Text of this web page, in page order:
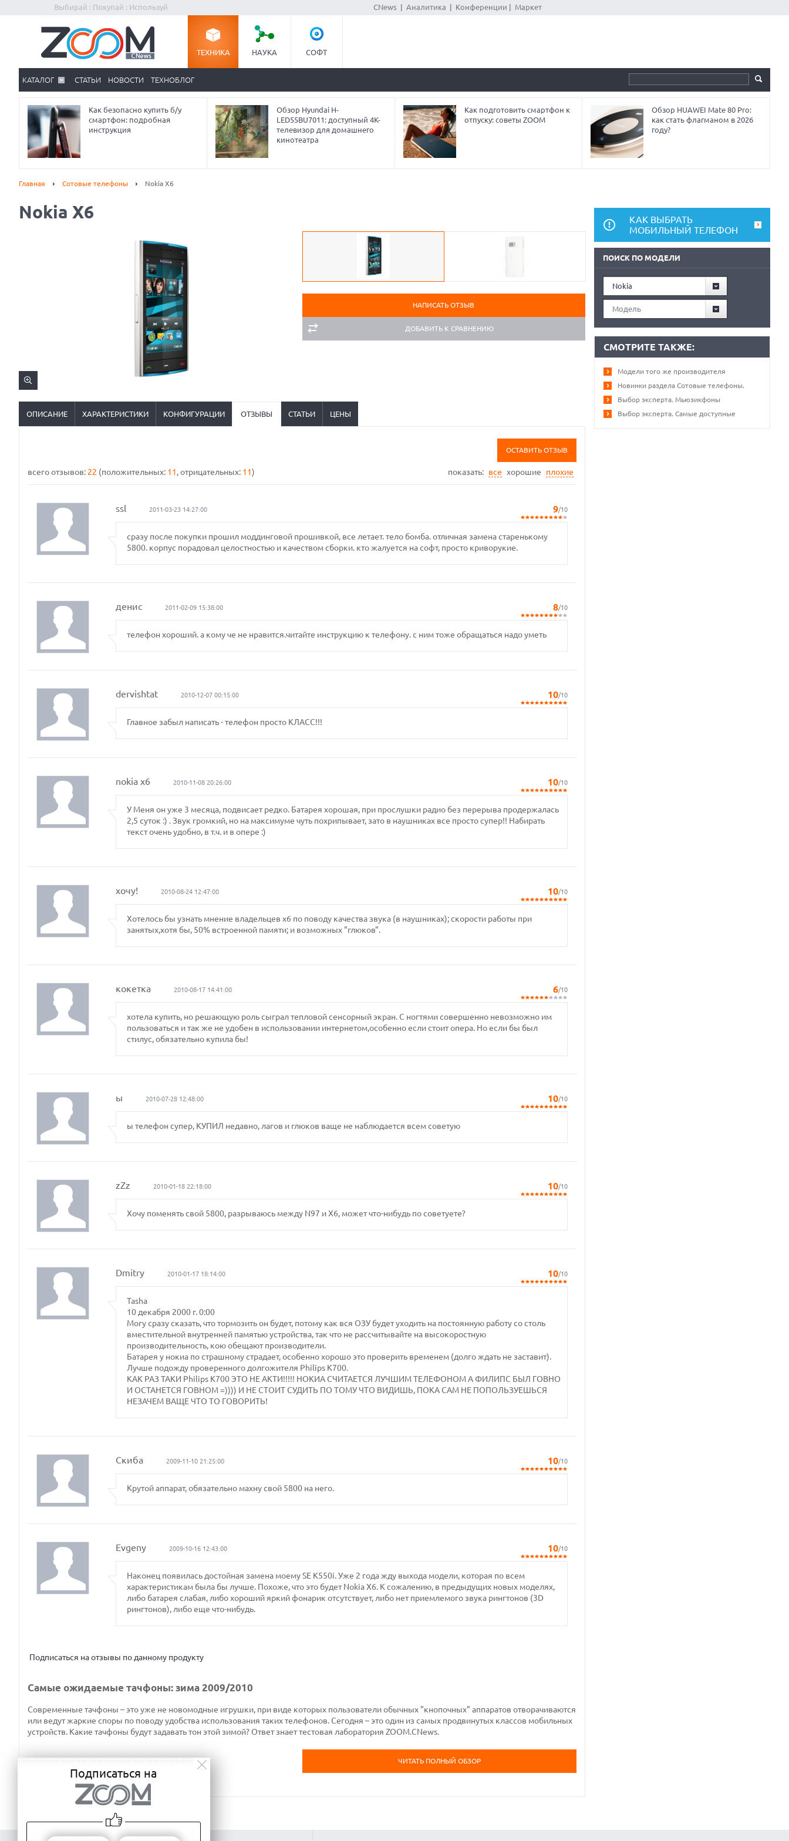
Выбирай : Покупай : Используй CNews| Аналитика Конференции Маркет
ТЕХНИКА НАУКА СОФТ
КАТАЛОГ СТАТЬИ НОВОСТИ ТЕХНОБЛОГ
Как безопасно купить б/у
смартфон: подробная
инструкция
Обзор Hyundai H-
LED55BU7011: доступный 4K-
телевизор для домашнего
кинотеатра
Как подготовить смартфон к
отпуску: советы ZOOM
Обзор HUAWEI Mate 80 Pro:
как стать флагманом в 2026
году?
Главная Сотовые телефоны Nokia X6
Nokia X6
НАПИСАТЬ ОТЗЫВ
ДОБАВИТЬ К СРАВНЕНИЮ
ОПИСАНИЕ ХАРАКТЕРИСТИКИ КОНФИГУРАЦИИ ОТЗЫВЫ СТАТЬИ ЦЕНЫ
ОСТАВИТЬ ОТЗЫВ
показать: все хорошие плохие
всего отзывов: 22 (положительных: 11, отрицательных: 11)
9/10
ssl 2011-03-23 14:27:00
сразу после покупки прошил моддинговой прошивкой, все летает. тело бомба. отличная замена старенькому
5800. корпус порадовал целостностью и качеством сборки. кто жалуется на софт, просто криворукие.
8/10
денис 2011-02-09 15:38:00
телефон хороший. а кому че не нравится.читайте инструкцию к телефону. с ним тоже обращаться надо уметь
10/10
dervishtat 2010-12-07 00:15:00
Главное забыл написать - телефон просто КЛАСС!!!
10/10
nokia x6 2010-11-08 20:26:00
У Меня он уже 3 месяца, подвисает редко. Батарея хорошая, при прослушки радио без перерыва продержалась
2,5 суток :) . Звук громкий, но на максимуме чуть похрипывает, зато в наушниках все просто супер!! Набирать
текст очень удобно, в т.ч. и в опере :)
10/10
хочу! 2010-08-24 12:47:00
Хотелось бы узнать мнение владельцев х6 по поводу качества звука (в наушниках); скорости работы при
занятых,хотя бы, 50% встроенной памяти; и возможных "глюков".
6/10
кокетка 2010-08-17 14:41:00
хотела купить, но решающую роль сыграл тепловой сенсорный экран. С ногтями совершенно невозможно им
пользоваться и так же не удобен в использовании интернетом,особенно если стоит опера. Но если бы был
стилус, обязательно купила бы!
10/10
ы 2010-07-28 12:48:00
ы телефон супер, КУПИЛ недавно, лагов и глюков ваще не наблюдается всем советую
10/10
zZz 2010-01-18 22:18:00
Хочу поменять свой 5800, разрываюсь между N97 и X6, может что-нибудь по советуете?
10/10
Dmitry 2010-01-17 18:14:00
Tasha
10 декабря 2000 г. 0:00
Могу сразу сказать, что тормозить он будет, потому как вся ОЗУ будет уходить на постоянную работу со столь
вместительной внутренней памятью устройства, так что не рассчитывайте на высокоростную
производительность, кою обещают производители.
Батарея у нокиа по страшному страдает, особенно хорошо это проверить временем (долго ждать не заставит).
Лучше подожду проверенного долгожителя Philips K700.
КАК РАЗ ТАКИ Philips K700 ЭТО НЕ АКТИ!!!!! НОКИА СЧИТАЕТСЯ ЛУЧШИМ ТЕЛЕФОНОМ А ФИЛИПС БЫЛ ГОВНО
И ОСТАНЕТСЯ ГОВНОМ =)))) И НЕ СТОИТ СУДИТЬ ПО ТОМУ ЧТО ВИДИШЬ, ПОКА САМ НЕ ПОПОЛЬЗУЕШЬСЯ
НЕЗАЧЕМ ВАЩЕ ЧТО ТО ГОВОРИТЬ!
10/10
Скиба 2009-11-10 21:25:00
Крутой аппарат, обязательно махну свой 5800 на него.
10/10
Evgeny 2009-10-16 12:43:00
Наконец появилась достойная замена моему SE K550i. Уже 2 года жду выхода модели, которая по всем
характеристикам была бы лучше. Похоже, что это будет Nokia X6. К сожалению, в предыдущих новых моделях,
либо батарея слабая, либо хороший яркий фонарик отсутствует, либо нет приемлемого звука рингтонов (3D
рингтонов), либо еще что-нибудь.
Подписаться на отзывы по данному продукту
Самые ожидаемые тачфоны: зима 2009/2010
Современные тачфоны – это уже не новомодные игрушки, при виде которых пользователи обычных "кнопочных" аппаратов отворачиваются
или ведут жаркие споры по поводу удобства использования таких телефонов. Сегодня – это один из самых продвинутых классов мобильных
устройств. Какие тачфоны будут задавать тон этой зимой? Ответ знает тестовая лаборатория ZOOM.CNews.
ЧИТАТЬ ПОЛНЫЙ ОБЗОР
КАК ВЫБРАТЬ
МОБИЛЬНЫЙ ТЕЛЕФОН
ПОИСК ПО МОДЕЛИ
Nokia
Модель
СМОТРИТЕ ТАКЖЕ:
Модели того же производителя
Новинки раздела Сотовые телефоны.
Выбор эксперта. Мьюзикфоны
Выбор эксперта. Самые доступные
Подписаться на